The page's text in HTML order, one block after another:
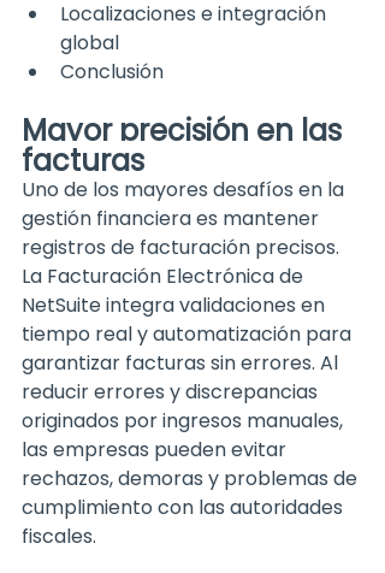
Localizaciones e integración
global
Conclusión
Mayor precisión en las
facturas
Uno de los mayores desafíos en la
gestión financiera es mantener
registros de facturación precisos.
La Facturación Electrónica de
NetSuite integra validaciones en
tiempo real y automatización para
garantizar facturas sin errores. Al
reducir errores y discrepancias
originados por ingresos manuales,
las empresas pueden evitar
rechazos, demoras y problemas de
cumplimiento con las autoridades
fiscales.